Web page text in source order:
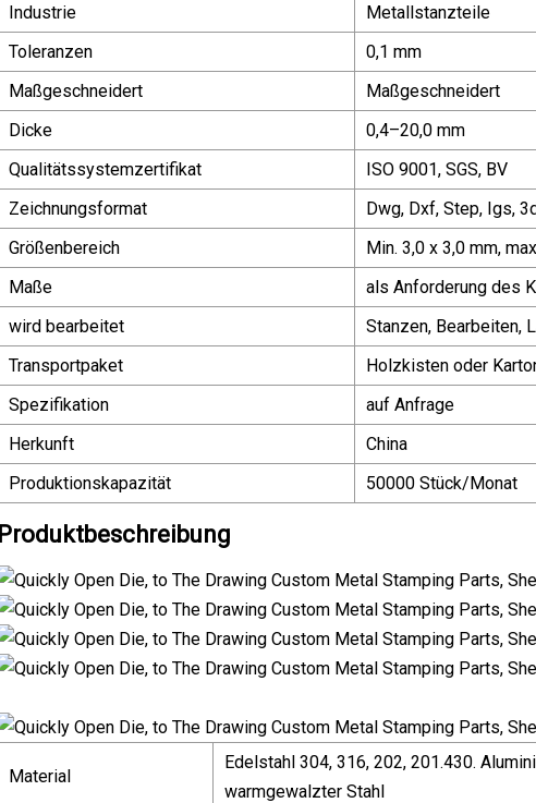
Industrie
Metallstanzteile
Toleranzen
0,1 mm
Maßgeschneidert
Maßgeschneidert
Dicke
0,4–20,0 mm
Qualitätssystemzertifikat
ISO 9001, SGS, BV
Zeichnungsformat
Dwg, Dxf, Step, Igs,
Größenbereich
Min. 3,0 x 3,0 mm,
Maße
als Anforderung des
wird bearbeitet
Stanzen, Bearbeiten,
Transportpaket
Holzkisten oder
Spezifikation
auf Anfrage
Herkunft
China
Produktionskapazität
50000 Stück/Monat
Produktbeschreibung
Material
Edelstahl 304, 316, 202, 201.430.
warmgewalzter Stahl